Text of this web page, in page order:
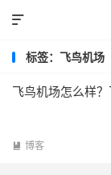

标签：飞鸟机场
飞鸟机场怎么样
 博客